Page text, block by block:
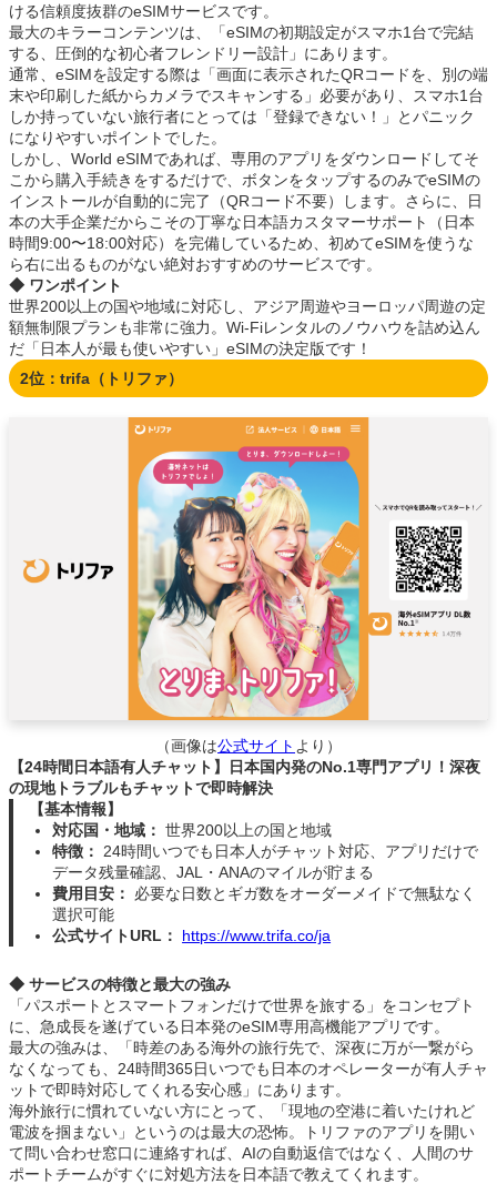
ける信頼度抜群のeSIMサービスです。
最大のキラーコンテンツは、「eSIMの初期設定がスマホ1台で完結
する、圧倒的な初心者フレンドリー設計」にあります。
通常、eSIMを設定する際は「画面に表示されたQRコードを、別の端
末や印刷した紙からカメラでスキャンする」必要があり、スマホ1台
しか持っていない旅行者にとっては「登録できない！」とパニック
になりやすいポイントでした。
しかし、World eSIMであれば、専用のアプリをダウンロードしてそ
こから購入手続きをするだけで、ボタンをタップするのみでeSIMの
インストールが自動的に完了（QRコード不要）します。さらに、日
本の大手企業だからこその丁寧な日本語カスタマーサポート（日本
時間9:00〜18:00対応）を完備しているため、初めてeSIMを使うな
ら右に出るものがない絶対おすすめのサービスです。
◆ ワンポイント
世界200以上の国や地域に対応し、アジア周遊やヨーロッパ周遊の定
額無制限プランも非常に強力。Wi-Fiレンタルのノウハウを詰め込ん
だ「日本人が最も使いやすい」eSIMの決定版です！
2位：trifa（トリファ）
（画像は公式サイト より）
【24時間日本語有人チャット】日本国内発のNo.1専門アプリ！深夜
の現地トラブルもチャットで即時解決
【基本情報】
対応国・地域： 世界200以上の国と地域
特徴：
24時間いつでも日本人がチャット対応、アプリだけで
データ残量確認、JAL・ANAのマイルが貯まる
費用目安：
必要な日数とギガ数をオーダーメイドで無駄なく
選択可能
公式サイトURL：
https://www.trifa.co/ja
◆ サービスの特徴と最大の強み
「パスポートとスマートフォンだけで世界を旅する」をコンセプト
に、急成長を遂げている日本発のeSIM専用高機能アプリです。
最大の強みは、「時差のある海外の旅行先で、深夜に万が一繋がら
なくなっても、24時間365日いつでも日本のオペレーターが有人チャ
ットで即時対応してくれる安心感」にあります。
海外旅行に慣れていない方にとって、「現地の空港に着いたけれど
電波を掴まない」というのは最大の恐怖。トリファのアプリを開い
て問い合わせ窓口に連絡すれば、AIの自動返信ではなく、人間のサ
ポートチームがすぐに対処方法を日本語で教えてくれます。